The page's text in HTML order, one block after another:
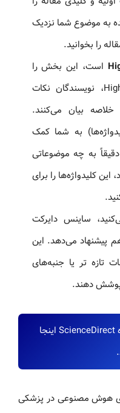
به موضوع شما نزدیک
را بخوانید.
است، این بخش را
بررسی کنید. در Highlights، نویسندگان نکات
بیان می‌کنند.
به شما کمک
به چه موضوعاتی
این کلیدواژه‌ها را برای
ساینس دایرکت
پیشنهاد می‌دهد. این
تازه‌ تر یا جنبه‌های
پوشش دهند.
برای دسترسی مستقیم به پایگاه ScienceDirect اینجا
هوش مصنوعی در پزشکی